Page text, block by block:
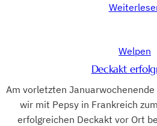
Welpen
Deckakt
Am vorletzten
wir mit Pepsy in Frankreich
erfolgreichen Deckakt vor Ort